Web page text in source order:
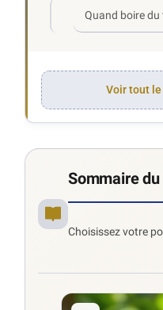
Quand boire du
Voir tout
Sommaire
Choisissez votre